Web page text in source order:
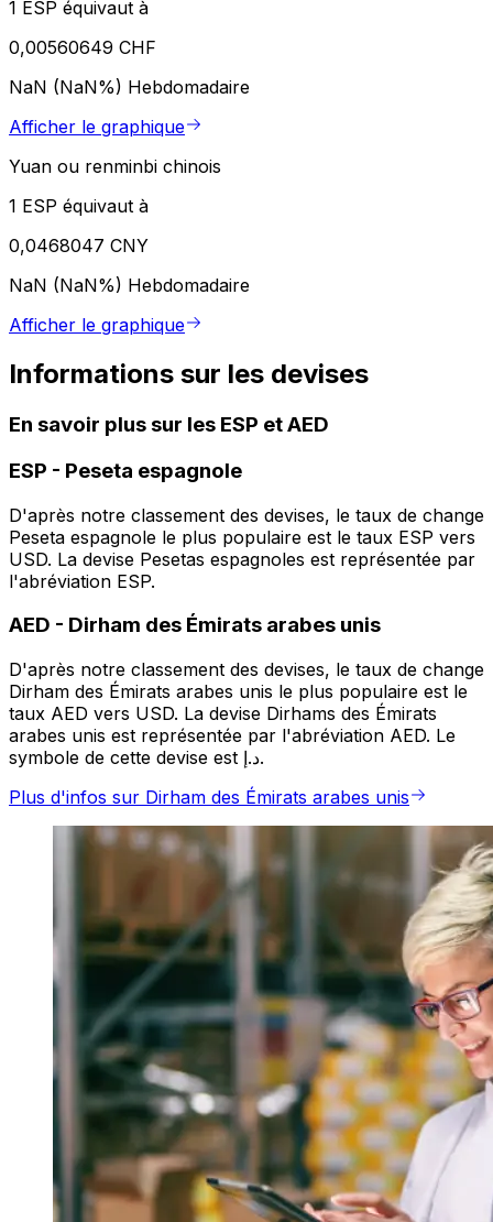
1 ESP équivaut à
0,00560649 CHF
NaN (NaN%) Hebdomadaire
Afficher le graphique
Yuan ou renminbi chinois
1 ESP équivaut à
0,0468047 CNY
NaN (NaN%) Hebdomadaire
Afficher le graphique
Informations sur les devises
En savoir plus sur les ESP et AED
ESP - Peseta espagnole
D'après notre classement des devises, le taux de change
Peseta espagnole le plus populaire est le taux ESP vers
USD. La devise Pesetas espagnoles est représentée par
l'abréviation ESP.
AED - Dirham des Émirats arabes unis
D'après notre classement des devises, le taux de change
Dirham des Émirats arabes unis le plus populaire est le
taux AED vers USD. La devise Dirhams des Émirats
arabes unis est représentée par l'abréviation AED. Le
symbole de cette devise est د.إ.
Plus d'infos sur Dirham des Émirats arabes unis